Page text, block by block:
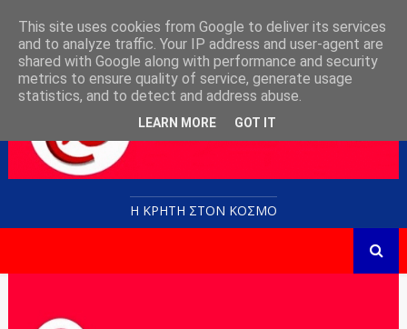
Η ΚΡΗΤΗ ΣΤΟN KOΣΜΟ
This site uses cookies from Google to deliver its services
and to analyze traffic. Your IP address and user-agent are
shared with Google along with performance and security
metrics to ensure quality of service, generate usage
statistics, and to detect and address abuse.
LEARN MORE GOT IT